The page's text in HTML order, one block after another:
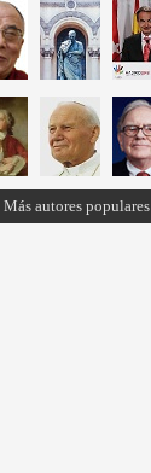
Más autores populares